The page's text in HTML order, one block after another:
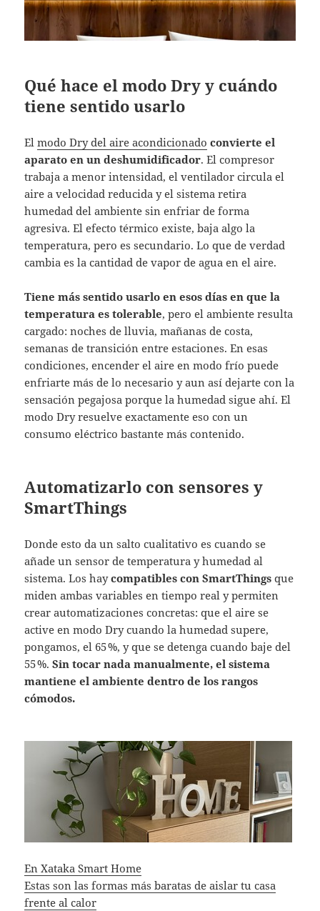
Qué hace el modo Dry y cuándo
tiene sentido usarlo
Elmodo Dry del aire acondicionado convierte el
aparato en un deshumidificador. El compresor
trabaja a menor intensidad, el ventilador circula el
aire a velocidad reducida y el sistema retira
humedad del ambiente sin enfriar de forma
agresiva. El efecto térmico existe, baja algo la
temperatura, pero es secundario. Lo que de verdad
cambia es la cantidad de vapor de agua en el aire.
Tiene más sentido usarlo en esos días en que la
temperatura es tolerable, pero el ambiente resulta
cargado: noches de lluvia, mañanas de costa,
semanas de transición entre estaciones. En esas
condiciones, encender el aire en modo frío puede
enfriarte más de lo necesario y aun así dejarte con la
sensación pegajosa porque la humedad sigue ahí. El
modo Dry resuelve exactamente eso con un
consumo eléctrico bastante más contenido.
Automatizarlo con sensores y
SmartThings
Donde esto da un salto cualitativo es cuando se
añade un sensor de temperatura y humedad al
sistema. Los haycompatibles con SmartThings que
miden ambas variables en tiempo real y permiten
crear automatizaciones concretas: que el aire se
active en modo Dry cuando la humedad supere,
pongamos, el 65 %, y que se detenga cuando baje del
55 %.Sin tocar nada manualmente, el sistema
mantiene el ambiente dentro de los rangos
cómodos.
En Xataka Smart Home
Estas son las formas más baratas de aislar tu casa
frente al calor